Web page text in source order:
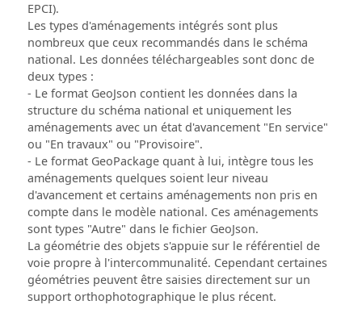
EPCI).
Les types d'aménagements intégrés sont plus
nombreux que ceux recommandés dans le schéma
national. Les données téléchargeables sont donc de
deux types :
- Le format GeoJson contient les données dans la
structure du schéma national et uniquement les
aménagements avec un état d'avancement "En service"
ou "En travaux" ou "Provisoire".
- Le format GeoPackage quant à lui, intègre tous les
aménagements quelques soient leur niveau
d'avancement et certains aménagements non pris en
compte dans le modèle national. Ces aménagements
sont types "Autre" dans le fichier GeoJson.
La géométrie des objets s'appuie sur le référentiel de
voie propre à l'intercommunalité. Cependant certaines
géométries peuvent être saisies directement sur un
support orthophotographique le plus récent.